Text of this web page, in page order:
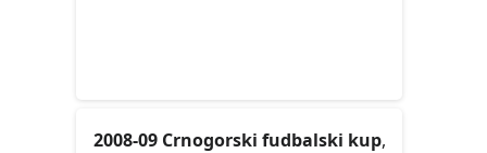
2008-09 Crnogorski fudbalski kup,